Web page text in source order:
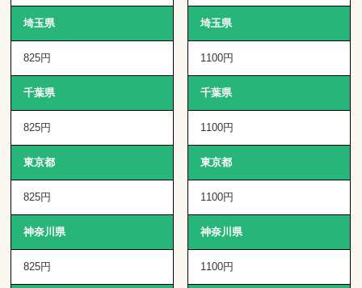
埼玉県
825円
千葉県
825円
東京都
825円
神奈川県
825円
埼玉県
1100円
千葉県
1100円
東京都
1100円
神奈川県
1100円